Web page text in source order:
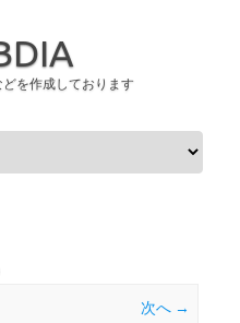
を作成しております
次へ →